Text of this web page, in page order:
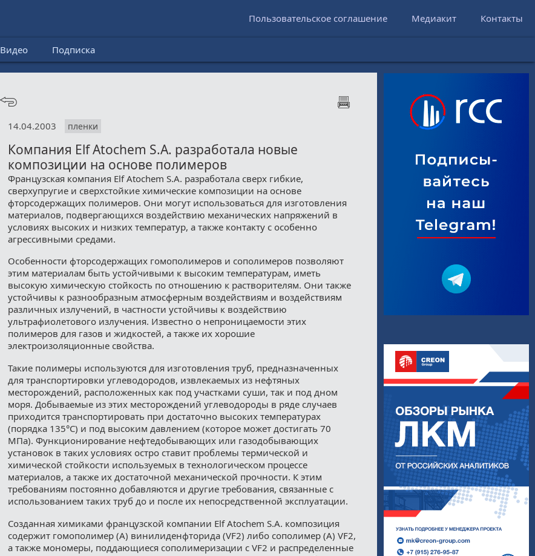
Пользовательское соглашение Медиакит Контакты
Видео Подписка
14.04.2003 пленки
Компания Elf Atochem S.A. разработала новые
композиции на основе полимеров
Французская компания Elf Atochem S.A. разработала сверх гибкие,
сверхупругие и сверхстойкие химические композиции на основе
фторсодержащих полимеров. Они могут использоваться для изготовления
материалов, подвергающихся воздействию механических напряжений в
условиях высоких и низких температур, а также контакту с особенно
агрессивными средами.
Особенности фторсодержащих гомополимеров и сополимеров позволяют
этим материалам быть устойчивыми к высоким температурам, иметь
высокую химическую стойкость по отношению к растворителям. Они также
устойчивы к разнообразным атмосферным воздействиям и воздействиям
различных излучений, в частности устойчивы к воздействию
ультрафиолетового излучения. Известно о непроницаемости этих
полимеров для газов и жидкостей, а также их хорошие
электроизоляционные свойства.
Такие полимеры используются для изготовления труб, предназначенных
для транспортировки углеводородов, извлекаемых из нефтяных
месторождений, расположенных как под участками суши, так и под дном
моря. Добываемые из этих месторождений углеводороды в ряде случаев
приходится транспортировать при достаточно высоких температурах
(порядка 135°С) и под высоким давлением (которое может достигать 70
МПа). Функционирование нефтедобывающих или газодобывающих
установок в таких условиях остро ставит проблемы термической и
химической стойкости используемых в технологическом процессе
материалов, а также их достаточной механической прочности. К этим
требованиям постоянно добавляются и другие требования, связанные с
использованием таких труб до и после их непосредственной эксплуатации.
Созданная химиками французской компании Elf Atochem S.A. композиция
содержит гомополимер (А) винилиденфторида (VF2) либо сополимер (A) VF2,
а также мономеры, поддающиеся сополимеризации с VF2 и распределенные